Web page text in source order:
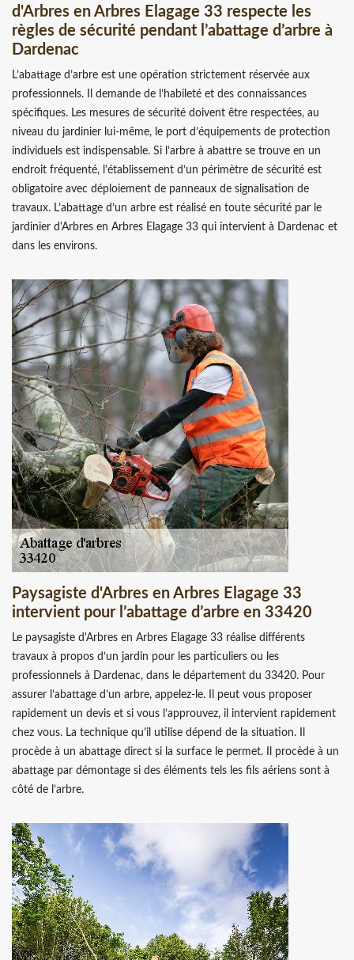
d'Arbres en Arbres Elagage 33 respecte les
règles de sécurité pendant l’abattage d’arbre à
Dardenac
L’abattage d’arbre est une opération strictement réservée aux
professionnels. Il demande de l’habileté et des connaissances
spécifiques. Les mesures de sécurité doivent être respectées, au
niveau du jardinier lui-même, le port d’équipements de protection
individuels est indispensable. Si l’arbre à abattre se trouve en un
endroit fréquenté, l’établissement d’un périmètre de sécurité est
obligatoire avec déploiement de panneaux de signalisation de
travaux. L’abattage d’un arbre est réalisé en toute sécurité par le
jardinier d'Arbres en Arbres Elagage 33 qui intervient à Dardenac et
dans les environs.
Paysagiste d'Arbres en Arbres Elagage 33
intervient pour l’abattage d’arbre en 33420
Le paysagiste d'Arbres en Arbres Elagage 33 réalise différents
travaux à propos d’un jardin pour les particuliers ou les
professionnels à Dardenac, dans le département du 33420. Pour
assurer l’abattage d’un arbre, appelez-le. Il peut vous proposer
rapidement un devis et si vous l’approuvez, il intervient rapidement
chez vous. La technique qu’il utilise dépend de la situation. Il
procède à un abattage direct si la surface le permet. Il procède à un
abattage par démontage si des éléments tels les fils aériens sont à
côté de l’arbre.